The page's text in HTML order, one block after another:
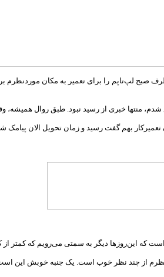
۱۱ خرداد ۱۴۰۴، طرف صبح لپ‌تاپم را برای تعمیر
شدم، منتها خبری از رسید نبود. طبق روال همیشه،
تعمیرکار بهم گفت رسید و زمان تحویل الان
که این‌روزها دیگر به سمتی می‌رویم که کمتر
نظرم از چند نظر خوب است. یک جنبه خوبش این